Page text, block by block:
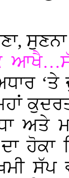
ਅਤੇ
ਹੋਕਾ
ਸੱਪ